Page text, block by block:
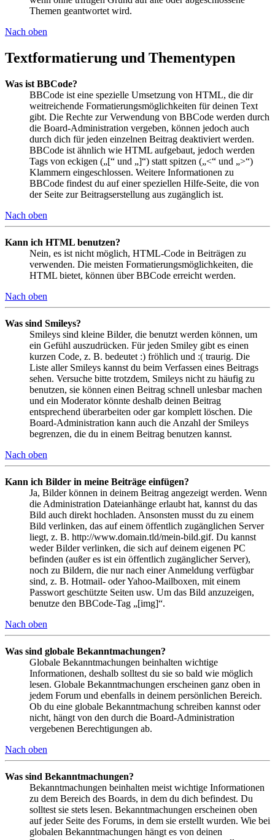
Themen geantwortet wird.
Nach oben
Textformatierung und Thementypen
Was ist BBCode?
BBCode ist eine spezielle Umsetzung von HTML, die dir
weitreichende Formatierungsmöglichkeiten für deinen Text
gibt. Die Rechte zur Verwendung von BBCode werden durch
die Board-Administration vergeben, können jedoch auch
durch dich für jeden einzelnen Beitrag deaktiviert werden.
BBCode ist ähnlich wie HTML aufgebaut, jedoch werden
Tags von eckigen („[“ und „]“) statt spitzen („<“ und „>“)
Klammern eingeschlossen. Weitere Informationen zu
BBCode findest du auf einer speziellen Hilfe-Seite, die von
der Seite zur Beitragserstellung aus zugänglich ist.
Nach oben
Kann ich HTML benutzen?
Nein, es ist nicht möglich, HTML-Code in Beiträgen zu
verwenden. Die meisten Formatierungsmöglichkeiten, die
HTML bietet, können über BBCode erreicht werden.
Nach oben
Was sind Smileys?
Smileys sind kleine Bilder, die benutzt werden können, um
ein Gefühl auszudrücken. Für jeden Smiley gibt es einen
kurzen Code, z. B. bedeutet :) fröhlich und :( traurig. Die
Liste aller Smileys kannst du beim Verfassen eines Beitrags
sehen. Versuche bitte trotzdem, Smileys nicht zu häufig zu
benutzen, sie können einen Beitrag schnell unlesbar machen
und ein Moderator könnte deshalb deinen Beitrag
entsprechend überarbeiten oder gar komplett löschen. Die
Board-Administration kann auch die Anzahl der Smileys
begrenzen, die du in einem Beitrag benutzen kannst.
Nach oben
Kann ich Bilder in meine Beiträge einfügen?
Ja, Bilder können in deinem Beitrag angezeigt werden. Wenn
die Administration Dateianhänge erlaubt hat, kannst du das
Bild auch direkt hochladen. Ansonsten musst du zu einem
Bild verlinken, das auf einem öffentlich zugänglichen Server
liegt, z. B. http://www.domain.tld/mein-bild.gif. Du kannst
weder Bilder verlinken, die sich auf deinem eigenen PC
befinden (außer es ist ein öffentlich zugänglicher Server),
noch zu Bildern, die nur nach einer Anmeldung verfügbar
sind, z. B. Hotmail- oder Yahoo-Mailboxen, mit einem
Passwort geschützte Seiten usw. Um das Bild anzuzeigen,
benutze den BBCode-Tag „[img]“.
Nach oben
Was sind globale Bekanntmachungen?
Globale Bekanntmachungen beinhalten wichtige
Informationen, deshalb solltest du sie so bald wie möglich
lesen. Globale Bekanntmachungen erscheinen ganz oben in
jedem Forum und ebenfalls in deinem persönlichen Bereich.
Ob du eine globale Bekanntmachung schreiben kannst oder
nicht, hängt von den durch die Board-Administration
vergebenen Berechtigungen ab.
Nach oben
Was sind Bekanntmachungen?
Bekanntmachungen beinhalten meist wichtige Informationen
zu dem Bereich des Boards, in dem du dich befindest. Du
solltest sie stets lesen. Bekanntmachungen erscheinen oben
auf jeder Seite des Forums, in dem sie erstellt wurden. Wie bei
globalen Bekanntmachungen hängt es von deinen